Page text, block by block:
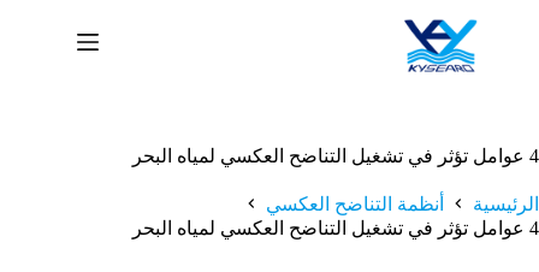
4 عوامل تؤثر في تشغيل التناضح العكسي لمياه البحر
الرئيسية
أنظمة التناضح العكسي
4 عوامل تؤثر في تشغيل التناضح العكسي لمياه البحر